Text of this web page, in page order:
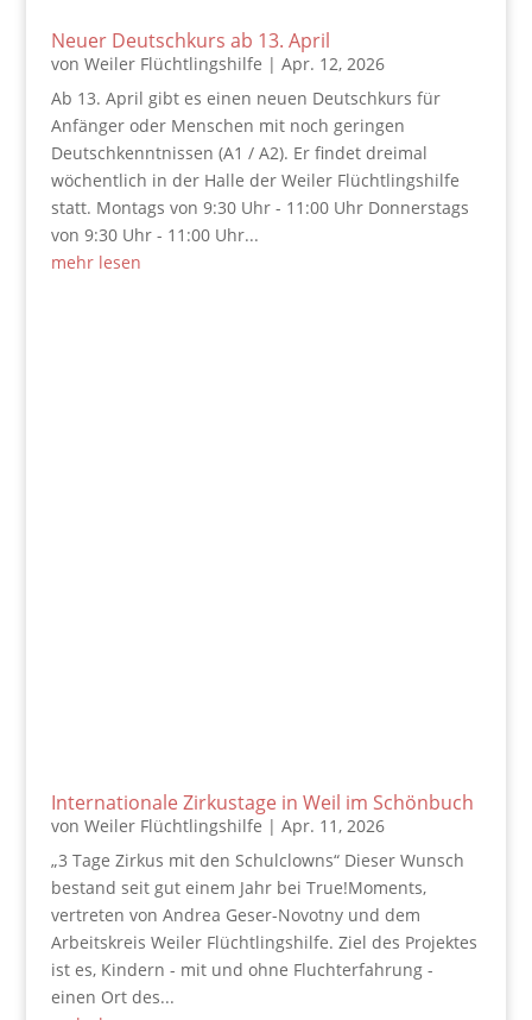
Neuer Deutschkurs ab 13. April
von Weiler Flüchtlingshilfe | Apr. 12, 2026
Ab 13. April gibt es einen neuen Deutschkurs für
Anfänger oder Menschen mit noch geringen
Deutschkenntnissen (A1 / A2). Er findet dreimal
wöchentlich in der Halle der Weiler Flüchtlingshilfe
statt. Montags von 9:30 Uhr - 11:00 Uhr Donnerstags
von 9:30 Uhr - 11:00 Uhr...
mehr lesen
Internationale Zirkustage in Weil im Schönbuch
von Weiler Flüchtlingshilfe | Apr. 11, 2026
„3 Tage Zirkus mit den Schulclowns“ Dieser Wunsch
bestand seit gut einem Jahr bei True!Moments,
vertreten von Andrea Geser-Novotny und dem
Arbeitskreis Weiler Flüchtlingshilfe. Ziel des Projektes
ist es, Kindern - mit und ohne Fluchterfahrung -
einen Ort des...